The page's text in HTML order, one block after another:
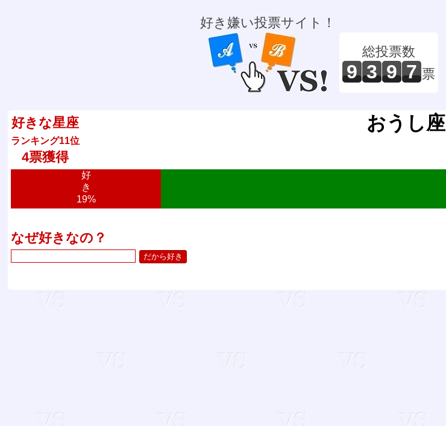
好き嫌い投票サイト！
総投票数
9 3 9 7 票
好きな星座
ランキング11位
4票獲得
おうし座
好
き
19%
なぜ好きなの？